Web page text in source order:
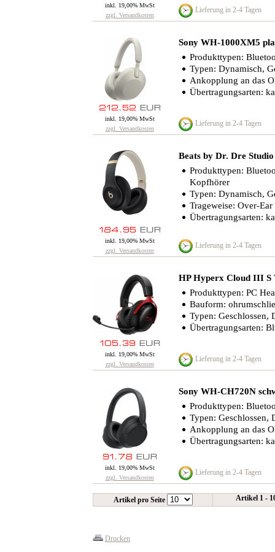
inkl. 19,00% MwSt
zzgl. Versandkosten
Lieferung in 2-4 Tagen
Sony WH-1000XM5
Produkttypen:
Typen: Dynamisch,
Ankopplung an das
Übertragungsarten:
inkl. 19,00% MwSt
zzgl. Versandkosten
Lieferung in 2-4 Tagen
Beats by Dr. Dre
Produkttypen:
Kopfhörer
Typen: Dynamisch,
Trageweise: Over-Ear
Übertragungsarten:
inkl. 19,00% MwSt
zzgl. Versandkosten
Lieferung in 2-4 Tagen
HP Hyperx Cloud III S
Produkttypen: PC
Bauform:
Typen: Geschlossen,
Übertragungsarten:
inkl. 19,00% MwSt
zzgl. Versandkosten
Lieferung in 2-4 Tagen
Sony WH-CH720N
Produkttypen:
Typen: Geschlossen,
Ankopplung an das
Übertragungsarten:
inkl. 19,00% MwSt
zzgl. Versandkosten
Lieferung in 2-4 Tagen
Artikel pro Seite Artikel 1 -
Drucken